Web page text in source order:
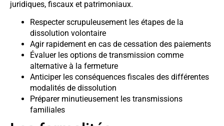
juridiques, fiscaux et patrimoniaux.
Respecter scrupuleusement les étapes de la
dissolution volontaire
Agir rapidement en cas de cessation des paiements
Évaluer les options de transmission comme
alternative à la fermeture
Anticiper les conséquences fiscales des différentes
modalités de dissolution
Préparer minutieusement les transmissions
familiales